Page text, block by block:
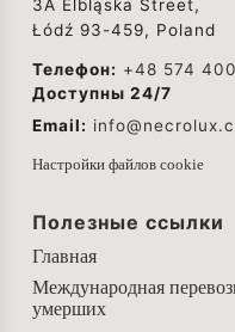
3A Elbląska Street,
Łódź 93-459, Poland
Телефон: +48 574
Доступны 24/7
Email:
Настройки файлов cookie
Полезные ссылки
Главная
Международная
умерших